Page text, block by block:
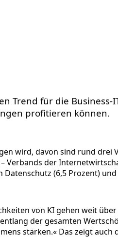
Trend für die Business-
profitieren können.
wird, davon sind rund drei
der
(6,5 Prozent)
von KI gehen weit
der gesamten
stärken.« Das zeigt